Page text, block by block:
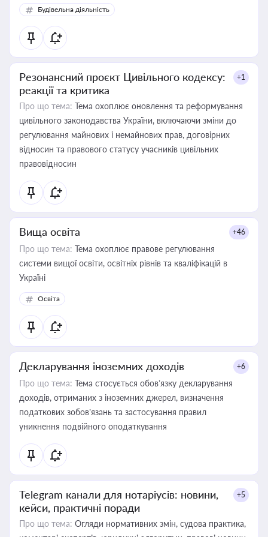
Будівельна діяльність
Резонансний проєкт Цивільного кодексу:
реакції та критика
+1
Про що тема: Тема охоплює оновлення та реформування
цивільного законодавства України, включаючи зміни до
регулювання майнових і немайнових прав, договірних
відносин та правового статусу учасників цивільних
правовідносин
Вища освіта +46
Про що тема: Тема охоплює правове регулювання
системи вищої освіти, освітніх рівнів та кваліфікацій в
Україні
Освіта
Декларування іноземних доходів +6
Про що тема: Тема стосується обов’язку декларування
доходів, отриманих з іноземних джерел, визначення
податкових зобов’язань та застосування правил
уникнення подвійного оподаткування
Telegram канали для нотаріусів: новини,
кейси, практичні поради
+5
Про що тема: Огляди нормативних змін, судова практика,